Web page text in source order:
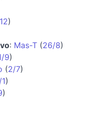
)
: Mas-T (26/8)
9)
(2/7)
)
)